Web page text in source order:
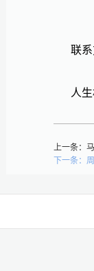
联
人
上一条：
下一条：